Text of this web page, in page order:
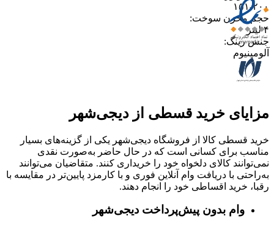
۱۵۱-۲۰۰
حجم مخزن سوخت:
۴ لیتر
جنس رینگ:
آلومینیوم
مزایای خرید قسطی از دیجی‌شهر
خرید قسطی کالا از فروشگاه دیجی‌شهر یکی از گزینه‌های بسیار
مناسب برای کسانی است که در حال حاضر به‌صورت نقدی
نمی‌توانند کالای دلخواه خود را خریداری کنند. متقاضیان می‌توانند
به‌راحتی با دریافت وام آنلاین فوری و با کارمزد پایین‌تر در مقایسه با
رقبا، خرید اقساطی خود را انجام دهند.
وام بدون پیش‌پرداخت‌ دیجی‌شهر